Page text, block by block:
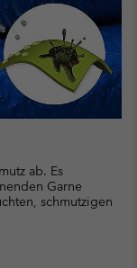
ab. Es
Garne
schmutzigen